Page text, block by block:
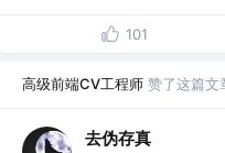
101
高级前端CV工程师 赞了这篇文
去伪存真